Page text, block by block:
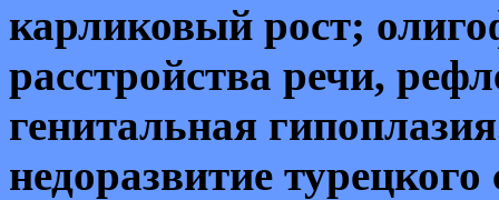
карликовый рост;
расстройства речи,
генитальная
недоразвитие